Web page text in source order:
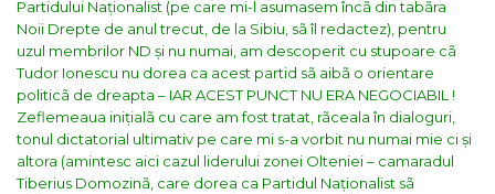
Partidului Naționalist (pe care mi-l asumasem încã din tabãra
Noii Drepte de anul trecut, de la Sibiu, sã îl redactez), pentru
uzul membrilor ND și nu numai, am descoperit cu stupoare cã
Tudor Ionescu nu dorea ca acest partid sã aibã o orientare
politicã de dreapta – IAR ACEST PUNCT NU ERA NEGOCIABIL !
Zeflemeaua inițialã cu care am fost tratat, rãceala în dialoguri,
tonul dictatorial ultimativ pe care mi s-a vorbit nu numai mie ci și
altora (amintesc aici cazul liderului zonei Olteniei – camaradul
Tiberius Domozinã, care dorea ca Partidul Naționalist sã